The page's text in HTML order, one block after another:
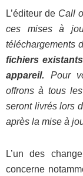
L’éditeur de Call
ces mises à
téléchargements
fichiers
appareil. Pour
offrons à tous
seront livrés lors
après la mise à
L’un des
concerne